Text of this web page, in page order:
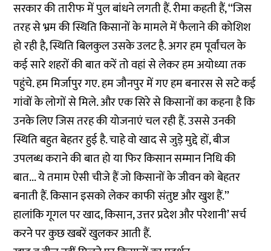
सरकार की तारीफ में पुल बांधने लगती हैं. रीमा कहती हैं, ‘‘जिस
तरह से भ्रम की स्थिति किसानों के मामले में फैलाने की कोशिश
हो रही है, स्थिति बिलकुल उसके उलट है. अगर हम पूर्वांचल के
कई सारे शहरों की बात करें तो वहां से लेकर हम अयोध्या तक
पहुंचे. हम मिर्जापुर गए. हम जौनपुर में गए हम बनारस से सटे कई
गांवों के लोगों से मिले. और एक सिरे से किसानों का कहना है कि
उनके लिए जिस तरह की योजनाएं चल रही हैं. उससे उनकी
स्थिति बहुत बेहतर हुई है. चाहे वो खाद से जुड़े मुद्दे हों, बीज
उपलब्ध कराने की बात हो या फिर किसान सम्मान निधि की
बात... ये तमाम ऐसी चीजे हैं जो किसानों के जीवन को बेहतर
बनाती हैं. किसान इसको लेकर काफी संतुष्ट और खुश हैं.’’
हालांकि गूगल पर खाद, किसान, उत्तर प्रदेश और परेशानी’ सर्च
करने पर कुछ खबरें खुलकर आती हैं.